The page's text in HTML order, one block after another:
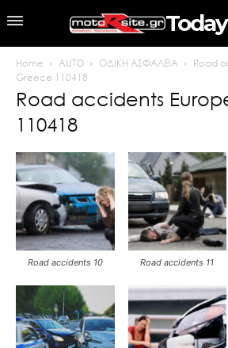
Home AUTO ΟΔΙΚΗ ΑΣΦΑΛΕΙΑ
Road
Greece 110418
Road accidents
110418
Road accidents 10 Road accidents 11